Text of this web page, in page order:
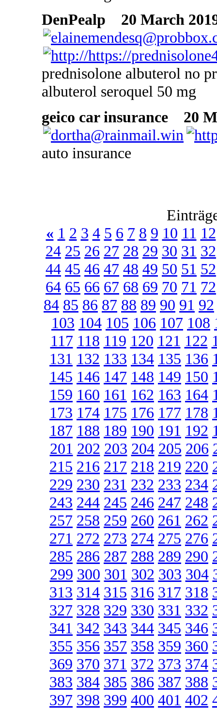
DenPealp
20 March
prednisolone albuterol no
albuterol seroquel 50 mg
geico car insurance
20
auto insurance
« 1 2 3 4 5 6 7 8 9 10 11 12
24 25 26 27 28 29 30 31 32
44 45 46 47 48 49 50 51 52
64 65 66 67 68 69 70 71 72
84 85 86 87 88 89 90 91 92
103 104 105 106 107 108
117 118 119 120 121 122
131 132 133 134 135 136
145 146 147 148 149 150
159 160 161 162 163 164
173 174 175 176 177 178
187 188 189 190 191 192
201 202 203 204 205 206
215 216 217 218 219 220
229 230 231 232 233 234
243 244 245 246 247 248
257 258 259 260 261 262
271 272 273 274 275 276
285 286 287 288 289 290
299 300 301 302 303 304
313 314 315 316 317 318
327 328 329 330 331 332
341 342 343 344 345 346
355 356 357 358 359 360
369 370 371 372 373 374
383 384 385 386 387 388
397 398 399 400 401 402